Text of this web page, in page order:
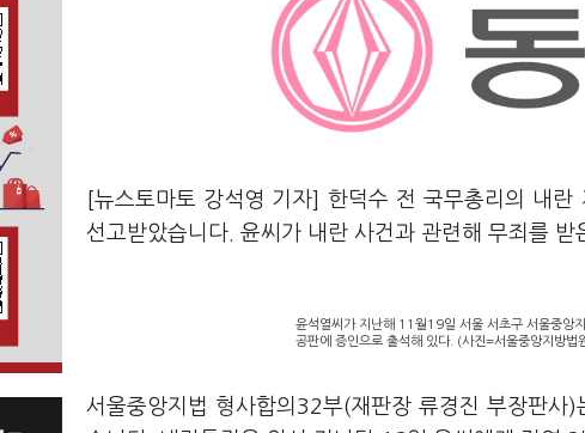
[뉴스토마토 강석영 기자] 한덕수 전 국무총리의 내
선고받았습니다. 윤씨가 내란 사건과 관련해 무죄를 받
윤석열씨가 지난해 11월19일 서울 서초구 서울중앙
공판에 증인으로 출석해 있다. (사진=서울중앙지방법
서울중앙지법 형사합의32부(재판장 류경진 부장판